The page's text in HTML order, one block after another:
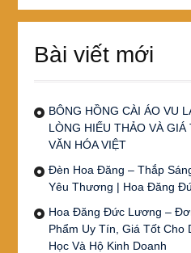
Bài viết mới
BÔNG HỒNG CÀI ÁO VU
LÒNG HIẾU THẢO VÀ
VĂN HÓA VIỆT
Đèn Hoa Đăng – Thắp
Yêu Thương | Hoa Đăng
Hoa Đăng Đức Lương –
Phẩm Uy Tín, Giá Tốt Cho
Học Và Hộ Kinh Doanh